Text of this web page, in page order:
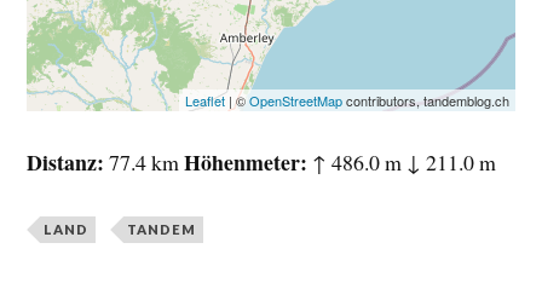
Leaflet| ©OpenStreetMapcontributors, tandemblog.ch
Distanz 77.4 kmHöhenmeter ↑ 486.0 m ↓ 211.0 m
LAND TANDEM